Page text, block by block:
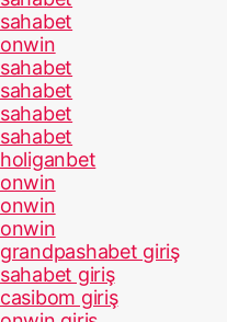
sahabet
onwin
sahabet
sahabet
sahabet
sahabet
holiganbet
onwin
onwin
onwin
grandpashabet giriş
sahabet giriş
casibom giriş